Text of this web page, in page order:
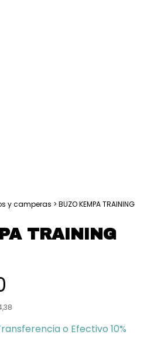
y camperas > BUZO KEMPA TRAINING
TRAINING
o Efectivo 10%